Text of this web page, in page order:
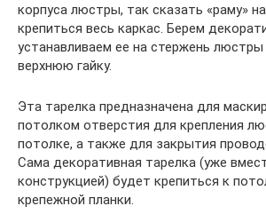
корпуса люстры, так сказать «раму»
крепиться весь каркас. Берем
устанавливаем ее на стержень люстры
верхнюю гайку.
Эта тарелка предназначена для
потолком отверстия для крепления
потолке, а также для закрытия
Сама декоративная тарелка (уже
конструкцией) будет крепиться к
крепежной планки.